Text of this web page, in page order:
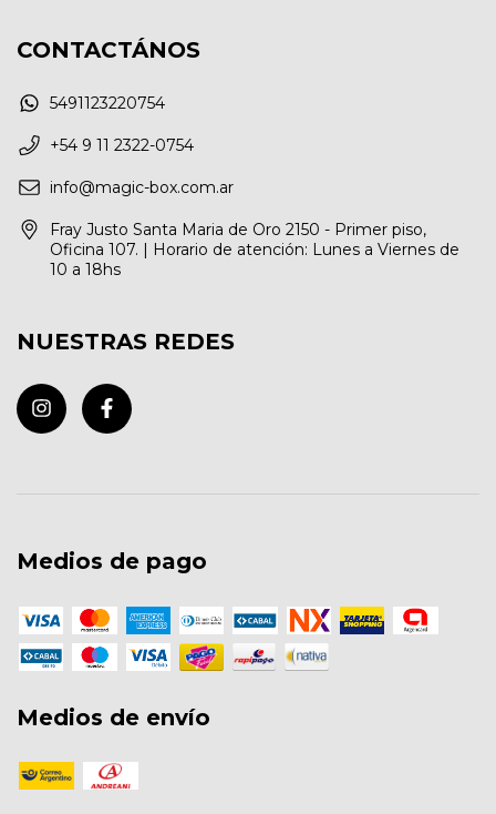
CONTACTÁNOS
5491123220754
+54 9 11 2322-0754
info@magic-box.com.ar
Fray Justo Santa Maria de Oro 2150 - Primer piso,
Oficina 107. | Horario de atención: Lunes a Viernes de
10 a 18hs
NUESTRAS REDES
Medios de pago
Medios de envío